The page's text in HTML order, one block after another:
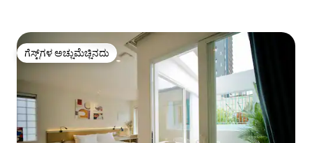
ಗೆಸ್ಟ್‌ಗಳ ಅಚ್ಚುಮೆಚ್ಚಿನದು
ಗೆಸ್ಟ್‌ಗಳ ಅಚ್ಚುಮೆಚ್ಚಿನದು